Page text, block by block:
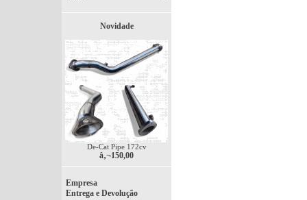
Novidade
De-Cat Pipe 172cv
â‚¬150,00
Empresa
Entrega e Devolução